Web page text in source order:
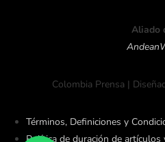
Aliado
Colombia Prensa |
Términos, Definiciones y
Política de duración de artículos